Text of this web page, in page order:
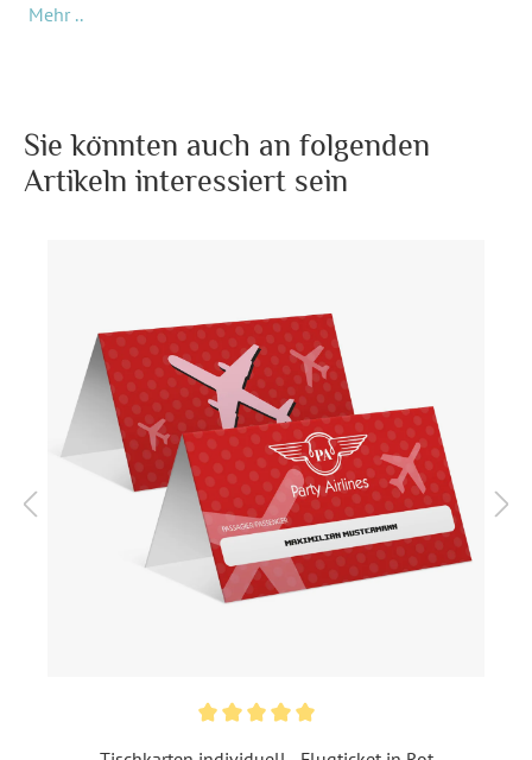
vergessen Sie nicht, Ihren Gästen den Sitzplatz
man das Logo der fiktiven Fluggesellschaft "Party Airlines",
darunter befindet sich ein Feld, in welchem der Name des
Diese Karten sind im Tischkarten-Format (aufgestellt 90 x
50 mm, offen 90 x 100 mm) und werden auf
hochwertigem 300g/qm Papier gedruckt. Sie besitzen eine
Rille und können damit geklappt und aufgestellt werden.
Format:
Tischkarte (aufgestellt 90 x
50 mm, offen 90 x 100 mm)
Aufstellbare Tischkarte
Individuell bedruckt
m², Naturpapier 300 g / m²
Mehr ..
Sie könnten auch an folgenden
Artikeln interessiert sein